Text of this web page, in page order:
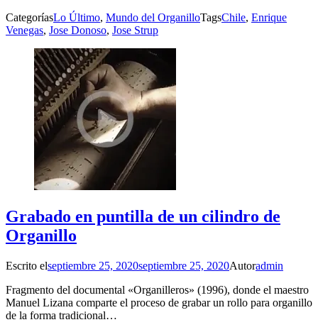
CategoríasLo Último, Mundo del OrganilloTagsChile, Enrique
Venegas, Jose Donoso, Jose Strup
Grabado en puntilla de un cilindro de
Organillo
Escrito elseptiembre 25, 2020septiembre 25, 2020Autoradmin
Fragmento del documental «Organilleros» (1996), donde el maestro
Manuel Lizana comparte el proceso de grabar un rollo para organillo
de la forma tradicional…